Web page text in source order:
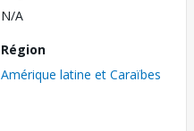
N/A
Région
Amérique latine et Caraïbes